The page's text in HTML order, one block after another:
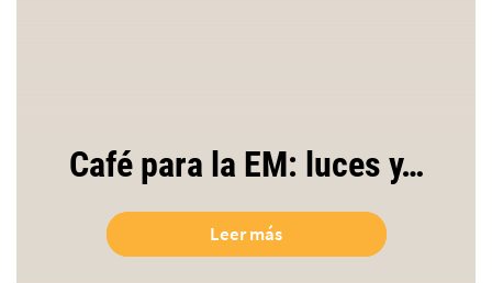
Café para la EM: luces y…
Leer más